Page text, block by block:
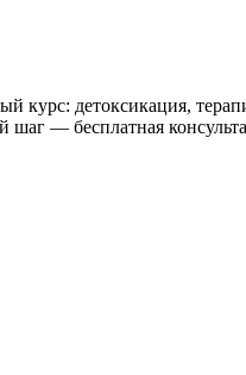
курс: детоксикация,
шаг — бесплатная